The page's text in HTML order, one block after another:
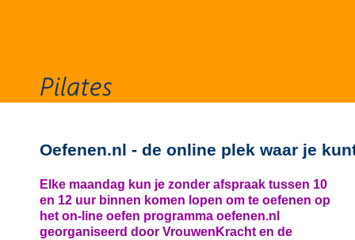
Oefenen.nl - de online plek waar je
Elke maandag kun je zonder afspraak tussen 10
en 12 uur binnen komen lopen om te oefenen op
het on-line oefen programma oefenen.nl
georganiseerd door VrouwenKracht en de